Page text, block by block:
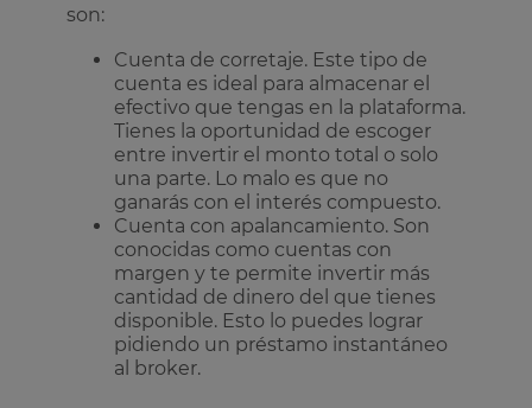
son:
Cuenta de corretaje. Este tipo de
cuenta es ideal para almacenar el
efectivo que tengas en la plataforma.
Tienes la oportunidad de escoger
entre invertir el monto total o solo
una parte. Lo malo es que no
ganarás con el interés compuesto.
Cuenta con apalancamiento. Son
conocidas como cuentas con
margen y te permite invertir más
cantidad de dinero del que tienes
disponible. Esto lo puedes lograr
pidiendo un préstamo instantáneo
al broker.